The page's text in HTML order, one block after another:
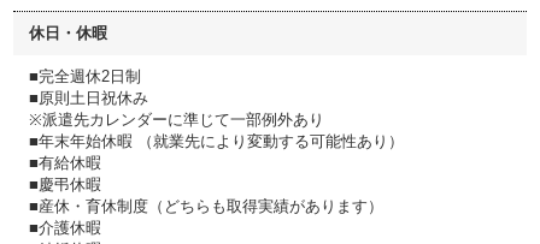
休日・休暇
■完全週休2日制
■原則土日祝休み
※派遣先カレンダーに準じて一部例外あり
■年末年始休暇 （就業先により変動する可能性あり）
■有給休暇
■慶弔休暇
■産休・育休制度（どちらも取得実績があります）
■介護休暇